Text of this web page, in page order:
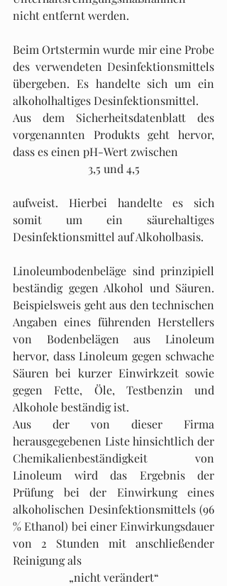
nicht entfernt werden.
Beim Ortstermin wurde mir eine Probe
des verwendeten Desinfektionsmittels
übergeben. Es handelte sich um ein
alkoholhaltiges Desinfektionsmittel.
Aus dem Sicherheitsdatenblatt des
vorgenannten Produkts geht hervor,
dass es einen pH-Wert zwischen
3,5 und 4,5
aufweist. Hierbei handelte es sich
somit um ein säurehaltiges
Desinfektionsmittel auf Alkoholbasis.
Linoleumbodenbeläge sind prinzipiell
beständig gegen Alkohol und Säuren.
Beispielsweis geht aus den technischen
Angaben eines führenden Herstellers
von Bodenbelägen aus Linoleum
hervor, dass Linoleum gegen schwache
Säuren bei kurzer Einwirkzeit sowie
gegen Fette, Öle, Testbenzin und
Alkohole beständig ist.
Aus der von dieser Firma
herausgegebenen Liste hinsichtlich der
Chemikalienbeständigkeit von
Linoleum wird das Ergebnis der
Prüfung bei der Einwirkung eines
alkoholischen Desinfektionsmittels (96
% Ethanol) bei einer Einwirkungsdauer
von 2 Stunden mit anschließender
Reinigung als
„nicht verändert“